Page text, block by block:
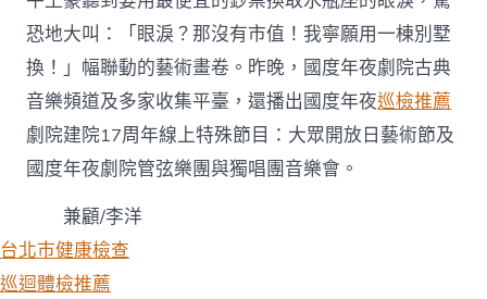
恐地大叫：「眼淚？那沒有市值！我寧願用一棟別墅
換！」幅聯動的藝術畫卷。昨晚，國度年夜劇院古典
音樂頻道及多家收集平臺，還播出國度年夜巡檢推薦
劇院建院17周年線上特殊節目：大眾開放日藝術節及
國度年夜劇院管弦樂團與獨唱團音樂會。
兼顧/李洋
台北巿健康檢查
巡迴體檢推薦